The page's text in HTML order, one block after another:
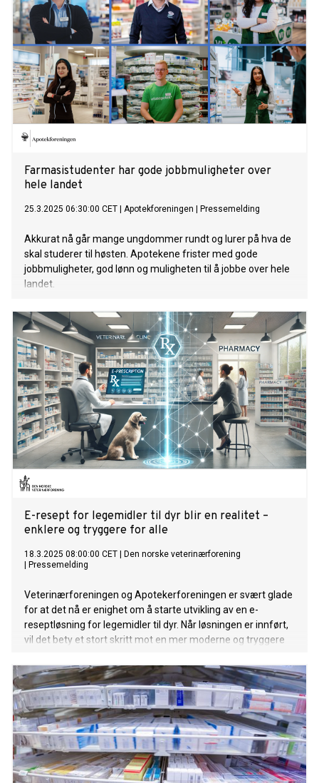
Farmasistudenter har gode jobbmuligheter over
hele landet
25.3.2025 06:30:00 CET Apotekforeningen Pressemelding
Akkurat nå går mange ungdommer rundt og lurer på hva de
skal studerer til høsten. Apotekene frister med gode
jobbmuligheter, god lønn og muligheten til å jobbe over hele
landet.
E-resept for legemidler til dyr blir en realitet –
enklere og tryggere for alle
18.3.2025 08:00:00 CET
Den norske veterinærforening
Pressemelding
Veterinærforeningen og Apotekerforeningen er svært glade
for at det nå er enighet om å starte utvikling av en e-
reseptløsning for legemidler til dyr. Når løsningen er innført,
vil det bety et stort skritt mot en mer moderne og tryggere